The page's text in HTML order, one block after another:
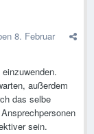
8. Februar
außerdem
das selbe
sein.